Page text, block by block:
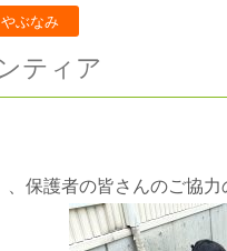
ぶなみ
ティア
、保護者の皆さんのご協